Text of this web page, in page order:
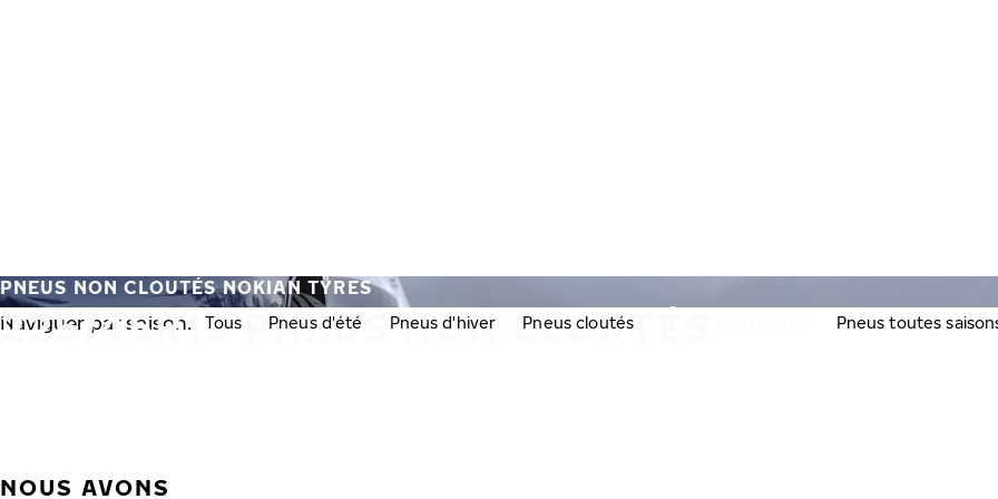
225/45R19 PNEUS NON CLOUTÉS
PNEUS NON CLOUTÉS NOKIAN TYRES
Naviguer par saison: Tous Pneus d'été Pneus d'hiver Pneus cloutés Pneus toutes
NOUS AVONS